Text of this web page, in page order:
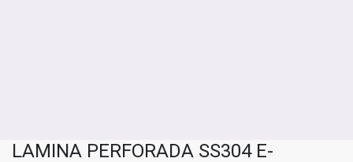
LAMINA PERFORADA SS304 E-